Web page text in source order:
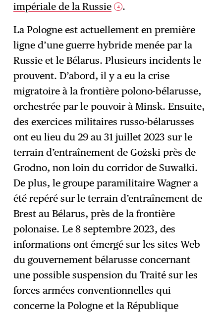
impériale de la Russie
4 .
La Pologne est actuellement en première
ligne d’une guerre hybride menée par la
Russie et le Bélarus. Plusieurs incidents le
prouvent. D’abord, il y a eu la crise
migratoire à la frontière polono-bélarusse,
orchestrée par le pouvoir à Minsk. Ensuite,
des exercices militaires russo-bélarusses
ont eu lieu du 29 au 31 juillet 2023 sur le
terrain d’entraînement de Gożski près de
Grodno, non loin du corridor de Suwałki.
De plus, le groupe paramilitaire Wagner a
été repéré sur le terrain d’entraînement de
Brest au Bélarus, près de la frontière
polonaise. Le 8 septembre 2023, des
informations ont émergé sur les sites Web
du gouvernement bélarusse concernant
une possible suspension du Traité sur les
forces armées conventionnelles qui
concerne la Pologne et la République